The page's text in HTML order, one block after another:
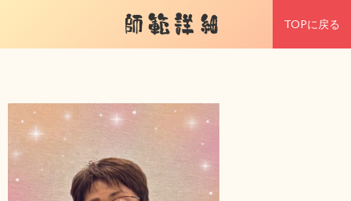
師範詳細 TOPに戻る